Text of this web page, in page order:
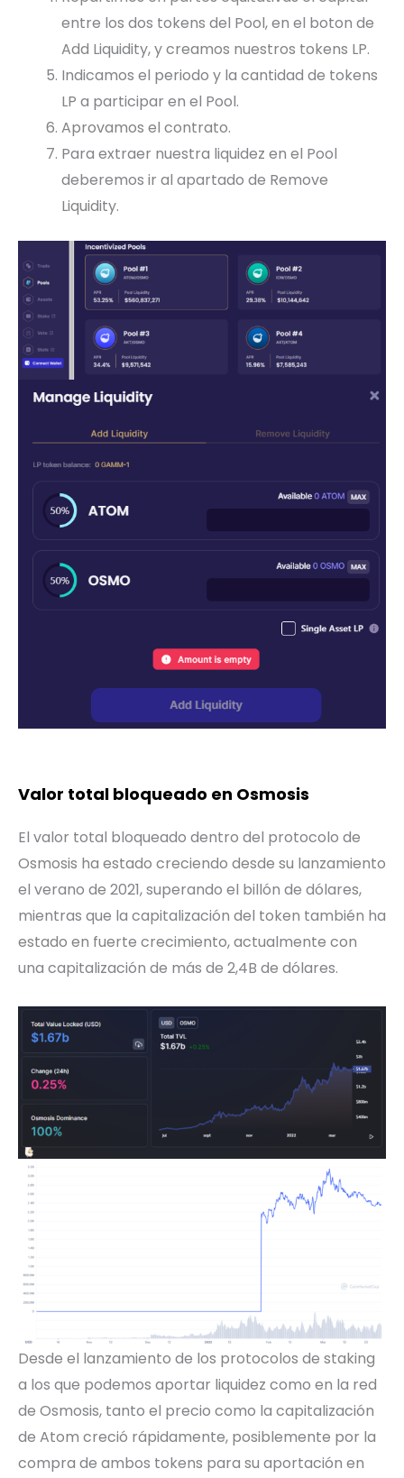
entre los dos tokens del Pool, en el boton de
Add Liquidity, y creamos nuestros tokens LP.
Indicamos el periodo y la cantidad de tokens
LP a participar en el Pool.
Aprovamos el contrato.
Para extraer nuestra liquidez en el Pool
deberemos ir al apartado de Remove
Liquidity.
Valor total bloqueado en Osmosis
El valor total bloqueado dentro del protocolo de
Osmosis ha estado creciendo desde su lanzamiento
el verano de 2021, superando el billón de dólares,
mientras que la capitalización del token también ha
estado en fuerte crecimiento, actualmente con
una capitalización de más de 2,4B de dólares.
Desde el lanzamiento de los protocolos de staking
a los que podemos aportar liquidez como en la red
de Osmosis, tanto el precio como la capitalización
de Atom creció rápidamente, posiblemente por la
compra de ambos tokens para su aportación en